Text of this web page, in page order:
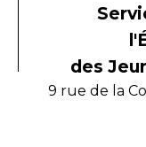
des
9 rue de la